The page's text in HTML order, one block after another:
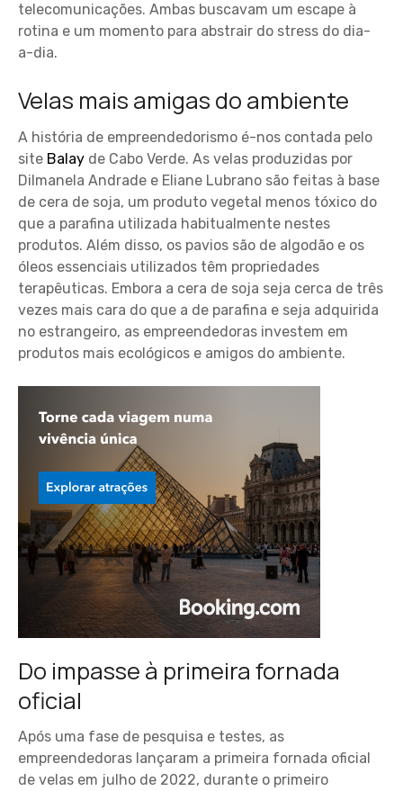
telecomunicações. Ambas buscavam um escape à
rotina e um momento para abstrair do stress do dia-
a-dia.
Velas mais amigas do ambiente
A história de empreendedorismo é-nos contada pelo
site Balay de Cabo Verde. As velas produzidas por
Dilmanela Andrade e Eliane Lubrano são feitas à base
de cera de soja, um produto vegetal menos tóxico do
que a parafina utilizada habitualmente nestes
produtos. Além disso, os pavios são de algodão e os
óleos essenciais utilizados têm propriedades
terapêuticas. Embora a cera de soja seja cerca de três
vezes mais cara do que a de parafina e seja adquirida
no estrangeiro, as empreendedoras investem em
produtos mais ecológicos e amigos do ambiente.
Do impasse à primeira fornada
oficial
Após uma fase de pesquisa e testes, as
empreendedoras lançaram a primeira fornada oficial
de velas em julho de 2022, durante o primeiro